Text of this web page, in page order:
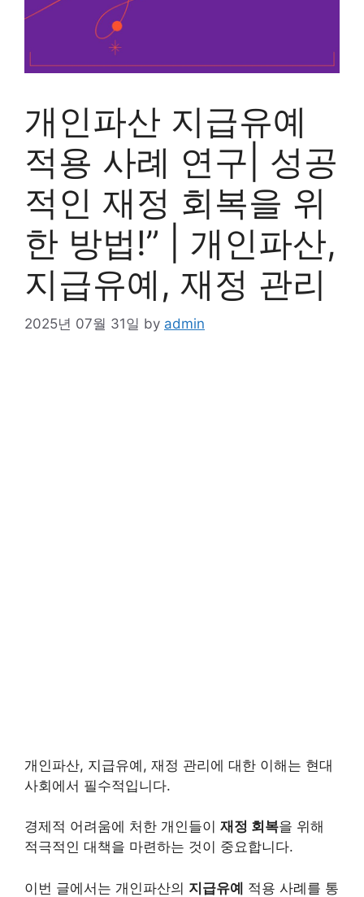
개인파산 지급유예
적용 사례 연구| 성공
적인 재정 회복을 위
한 방법!” | 개인파산,
지급유예, 재정 관리
2025년 07월 31일 by admin
개인파산, 지급유예, 재정 관리에 대한 이해는 현대
사회에서 필수적입니다.
경제적 어려움에 처한 개인들이 재정 회복을 위해
적극적인 대책을 마련하는 것이 중요합니다.
이번 글에서는 개인파산의 지급유예 적용 사례를 통